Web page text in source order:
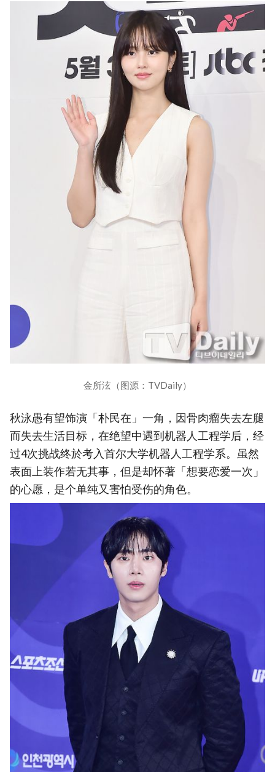
金所泫（图源：TVDaily）
秋泳愚有望饰演「朴民在」一角，因骨肉瘤失去左腿
而失去生活目标，在绝望中遇到机器人工程学后，经
过4次挑战终於考入首尔大学机器人工程学系。虽然
表面上装作若无其事，但是却怀著「想要恋爱一次」
的心愿，是个单纯又害怕受伤的角色。